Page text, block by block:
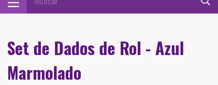
Set de Dados de Rol - Azul
Marmolado